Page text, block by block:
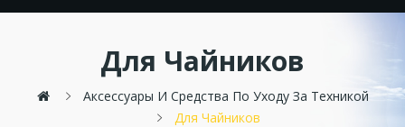
Для Чайников
Аксессуары И Средства По Уходу За Техникой
Для Чайников